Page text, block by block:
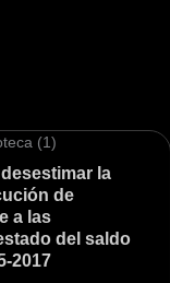
la
de
a las
del saldo
2017